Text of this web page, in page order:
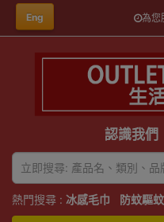
Eng 為您
認識我們
熱門搜尋 : 冰感毛巾 防蚊驅蚊